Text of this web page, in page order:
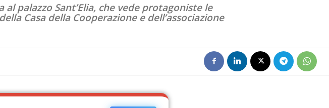
palazzo Sant’Elia, che vede protagoniste le
Casa della Cooperazione e dell’associazione